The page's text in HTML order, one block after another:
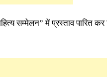
सम्मेलन” में प्रस्ताव पारित कर